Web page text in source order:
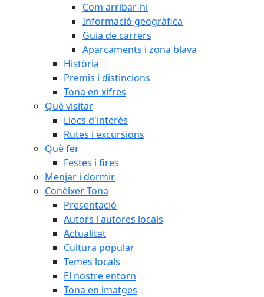
Com arribar-hi
Informació geogràfica
Guia de carrers
Aparcaments i zona blava
Història
Premis i distincions
Tona en xifres
Què visitar
Llocs d'interès
Rutes i excursions
Què fer
Festes i fires
Menjar i dormir
Conèixer Tona
Presentació
Autors i autores locals
Actualitat
Cultura popular
Temes locals
El nostre entorn
Tona en imatges